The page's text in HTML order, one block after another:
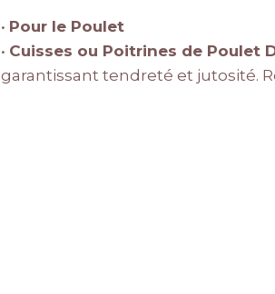
• Pour le Poulet
• Cuisses ou Poitrines de Poulet
garantissant tendreté et jutosité.